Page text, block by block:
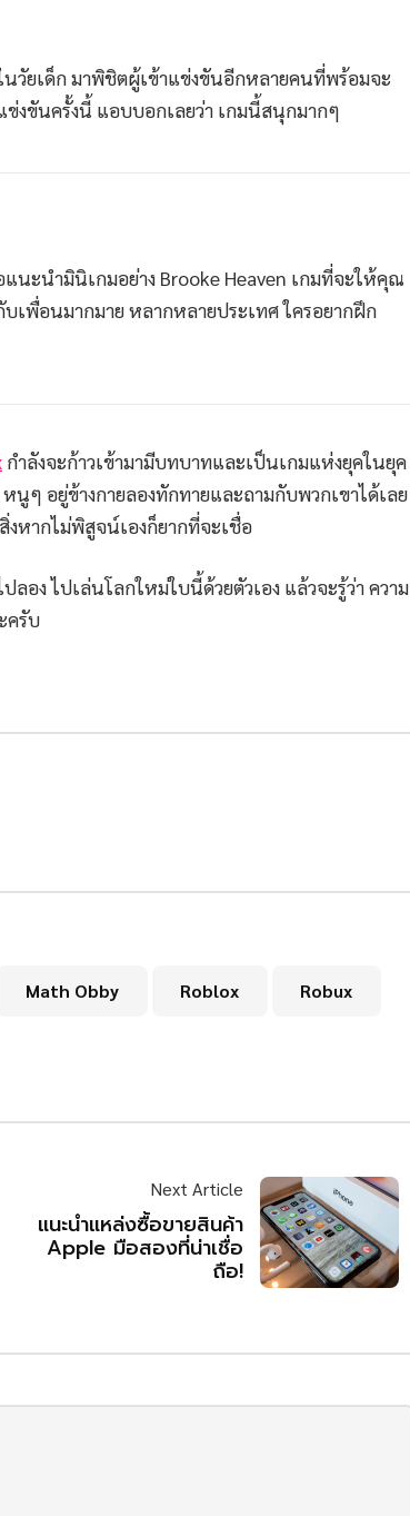
วัยเด็ก มาพิชิตผู้เข้าแข่งขันอีกหลายคนที่พร้อมจะ
งขันครั้งนี้ แอบบอกเลยว่า เกมนี้สนุกมากๆ
นะนำมินิเกมอย่าง Brooke Heaven เกมที่จะให้คุณ
เพื่อนมากมาย หลากหลายประเทศ ใครอยากฝึก
กำลังจะก้าวเข้ามามีบทบาทและเป็นเกมแห่งยุคในยุค
ๆ อยู่ข้างกายลองทักทายและถามกับพวกเขาได้เลย
หากไม่พิสูจน์เองก็ยากที่จะเชื่อ
ลอง ไปเล่นโลกใหม่ใบนี้ด้วยตัวเอง แล้วจะรู้ว่า ความ
ครับ
Math Obby Roblox Robux
Next Article
แนะนำแหล่งซื้อขายสินค้า
Apple มือสองที่น่าเชื่อ
ถือ!